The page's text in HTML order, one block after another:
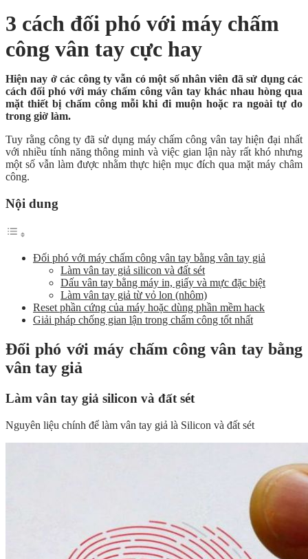
3 cách đối phó với máy chấm
công vân tay cực hay
Hiện nay ở các công ty vẫn có một số nhân viên đã sử dụng các
cách đối phó với máy chấm công vân tay khác nhau hòng qua
mặt thiết bị chấm công mỗi khi đi muộn hoặc ra ngoài tự do
trong giờ làm.
Tuy rằng công ty đã sử dụng máy chấm công vân tay hiện đại nhất
với nhiều tính năng thông minh và việc gian lận này rất khó nhưng
một số vẫn làm được nhằm thực hiện mục đích qua mặt máy châm
công.
Nội dung
Đối phó với máy chấm công vân tay bằng vân tay giả
Làm vân tay giả silicon và đất sét
Dấu vân tay bằng máy in, giấy và mực đặc biệt
Làm vân tay giả từ vỏ lon (nhôm)
Reset phần cứng của máy hoặc dùng phần mềm hack
Giải pháp chống gian lận trong chấm công tốt nhất
Đối phó với máy chấm công vân tay bằng
vân tay giả
Làm vân tay giả silicon và đất sét
Nguyên liệu chính để làm vân tay giả là Silicon và đất sét